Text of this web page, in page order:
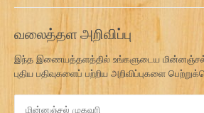
வலைத்தள அறிவிப்பு
இந்த இணையத்தளத்தில் உங்களுடைய மின்னஞ்சல்
புதிய பதிவுகளைப் பற்றிய அறிவிப்புகளை